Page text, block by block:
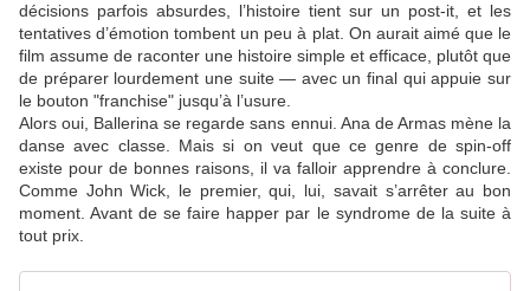
décisions parfois absurdes, l’histoire tient sur un post-it, et les
tentatives d’émotion tombent un peu à plat. On aurait aimé que le
film assume de raconter une histoire simple et efficace, plutôt que
de préparer lourdement une suite — avec un final qui appuie sur
le bouton "franchise" jusqu’à l’usure.
Alors oui, Ballerina se regarde sans ennui. Ana de Armas mène la
danse avec classe. Mais si on veut que ce genre de spin-off
existe pour de bonnes raisons, il va falloir apprendre à conclure.
Comme John Wick, le premier, qui, lui, savait s’arrêter au bon
moment. Avant de se faire happer par le syndrome de la suite à
tout prix.